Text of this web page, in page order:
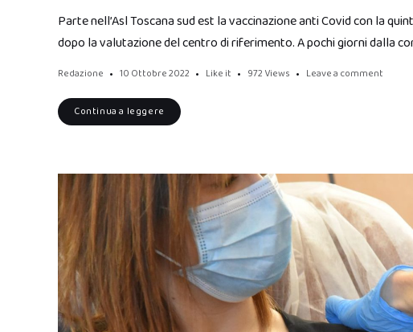
Parte nell’Asl Toscana sud est la vaccinazione anti Covid con la
dopo la valutazione del centro di riferimento. A pochi giorni dalla
Redazione 10 Ottobre 2022 Like it 972 Views Leave a comment
Continua a leggere